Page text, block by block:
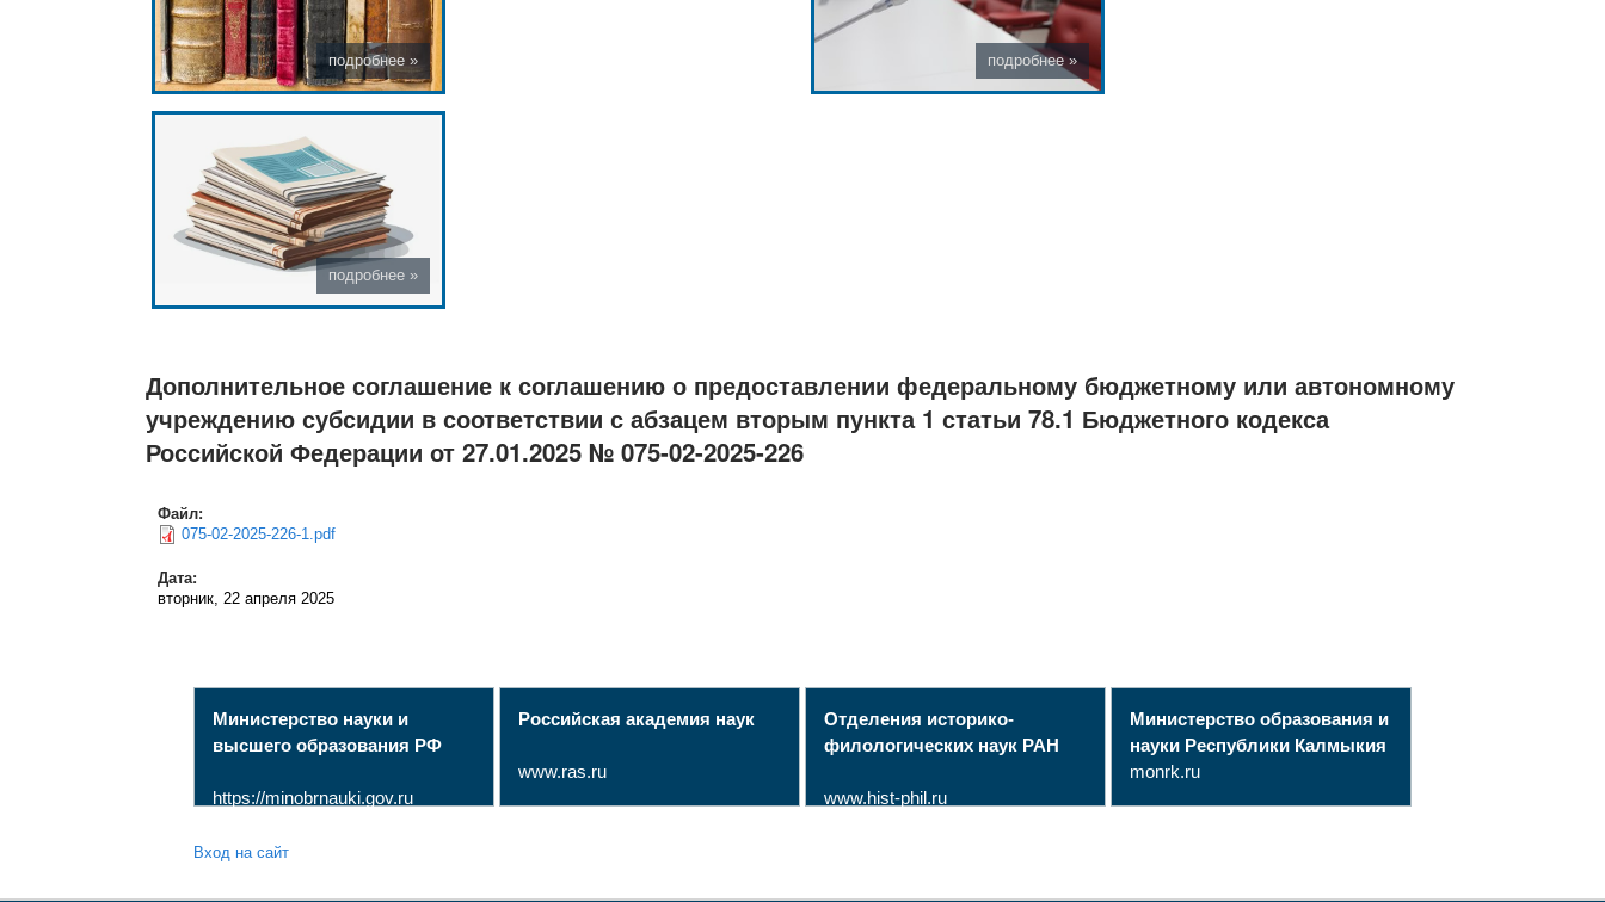
Дополнительное соглашение к соглашению о предоставлении федеральному бюджетному или автономному
учреждению субсидии в соответствии с абзацем вторым пункта 1 статьи 78.1 Бюджетного кодекса
Российской Федерации от 27.01.2025 № 075-02-2025-226
Файл:
075-02-2025-226-1.pdf
Дата:
вторник, 22 апреля 2025
Министерство науки и
высшего образования РФ
https://minobrnauki.gov.ru
Российская академия наук
www.ras.ru
Отделения историко-
филологических наук РАН
www.hist-phil.ru
Министерство образования и
науки Республики Калмыкия
monrk.ru
Вход на сайт